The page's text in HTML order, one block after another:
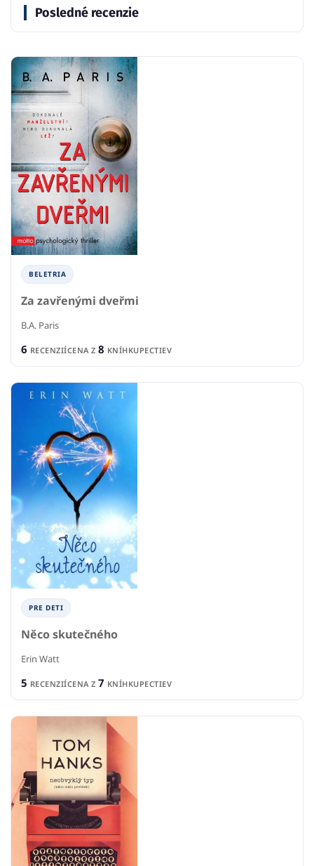
Posledné recenzie
BELETRIA
Za zavřenými dveřmi
B.A. Paris
6 RECENZIÍCENA Z 8 KNÍHKUPECTIEV
PRE DETI
Něco skutečného
Erin Watt
5 RECENZIÍCENA Z 7 KNÍHKUPECTIEV